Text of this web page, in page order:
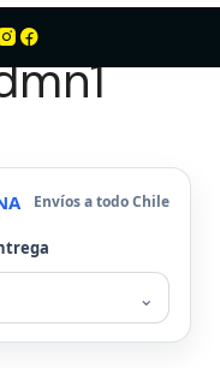
Envíos a todo Chile
⌄